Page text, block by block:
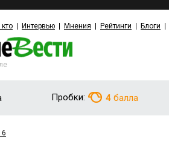
кто Интервью Мнения Рейтинги Блоги
Пробки: 4 балла